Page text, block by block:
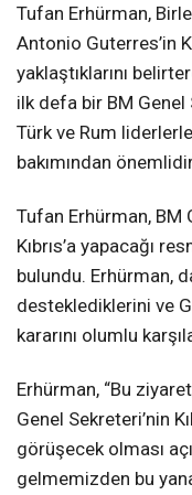
Tufan Erhürman,
Antonio Guterres’in
yaklaştıklarını
ilk defa bir BM Genel
Türk ve Rum
bakımından
Tufan Erhürman, BM
Kıbrıs’a yapacağı
bulundu. Erhürman,
desteklediklerini ve
kararını olumlu
Erhürman, “Bu
Genel Sekreteri’nin
görüşecek olması
gelmemizden bu